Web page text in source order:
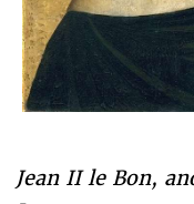
Jean II le Bon,